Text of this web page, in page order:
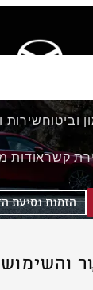
שירות
קשראודות
הזמנת נסיעת